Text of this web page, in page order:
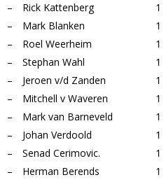
–
Rick Kattenberg 1
–
Mark Blanken 1
–
Roel Weerheim 1
–
Stephan Wahl 1
–
Jeroen v/d Zanden 1
–
Mitchell v Waveren 1
–
Mark van Barneveld 1
–
Johan Verdoold 1
–
Senad Cerimovic. 1
–
Herman Berends 1